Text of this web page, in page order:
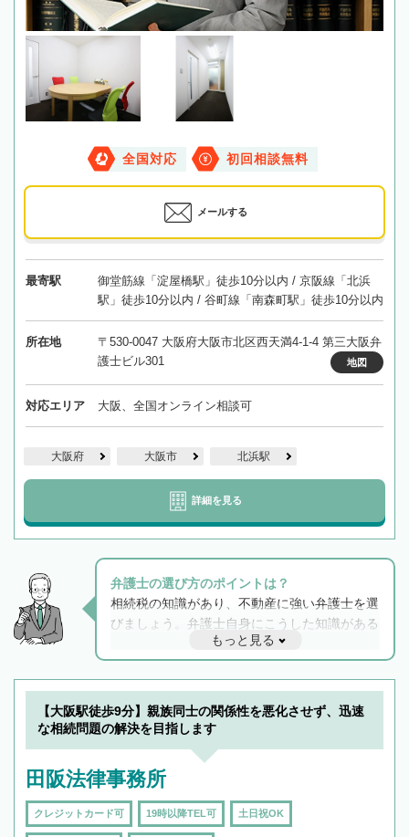
全国対応 初回相談無料
メールする
最寄駅
御堂筋線「淀屋橋駅」徒歩10分以内 / 京阪線「北浜
駅」徒歩10分以内 / 谷町線「南森町駅」徒歩10分以内
所在地
〒530-0047 大阪府大阪市北区西天満4-1-4 第三大阪弁
護士ビル301
地図
対応エリア 大阪、全国オンライン相談可
大阪府 大阪市 北浜駅
詳細を見る
弁護士の選び方のポイントは？
相続税の知識があり、不動産に強い弁護士を選
びましょう。弁護士自身にこうした知識がある
と他士業との連携もスムーズに進み、トラブル
解決のみならず相続をトータルで任せることが
できます。また、相続は感情がからむ分野なの
でフィーリングも重要です。実際に電話や面談
で複数の弁護士と会話をしてウマが合う方に依
もっと見る
【大阪駅徒歩9分】親族同士の関係性を悪化させず、迅速
な相続問題の解決を目指します
田阪法律事務所
クレジットカード可 19時以降TEL可 土日祝OK